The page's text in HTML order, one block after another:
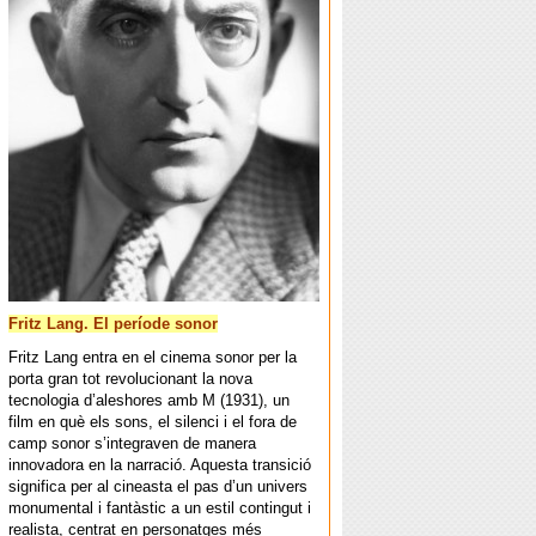
Fritz Lang. El període sonor
Fritz Lang entra en el cinema sonor per la
porta gran tot revolucionant la nova
tecnologia d’aleshores amb M (1931), un
film en què els sons, el silenci i el fora de
camp sonor s’integraven de manera
innovadora en la narració. Aquesta transició
significa per al cineasta el pas d’un univers
monumental i fantàstic a un estil contingut i
realista, centrat en personatges més